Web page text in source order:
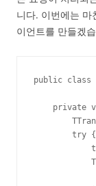
니다. 이번에는
이언트를 만들겠
public class
private
        try {